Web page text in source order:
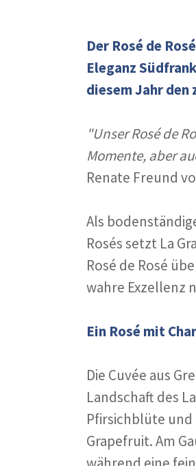
Der Rosé de
Eleganz
diesem Jahr
"Unser Rosé de
Momente, aber
Renate Freund
Als
Rosés setzt La
Rosé de Rosé
wahre Exzellenz
Ein Rosé mit
Die Cuvée aus
Landschaft des
Pfirsichblüte
Grapefruit. Am